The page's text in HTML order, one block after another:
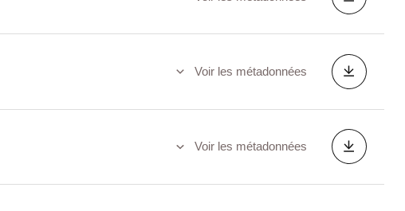
Voir les métadonnées
Voir les métadonnées